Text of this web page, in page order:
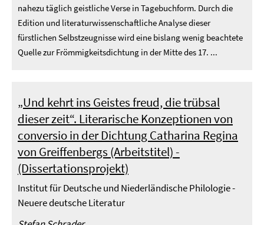
nahezu täglich geistliche Verse in Tagebuchform. Durch die
Edition und literaturwissenschaftliche Analyse dieser
fürstlichen Selbstzeugnisse wird eine bislang wenig beachtete
Quelle zur Frömmigkeitsdichtung in der Mitte des 17. ...
„Und kehrt ins Geistes freud, die trübsal
dieser zeit“. Literarische Konzeptionen von
conversio in der Dichtung Catharina Regina
von Greiffenbergs (Arbeitstitel) -
(Dissertationsprojekt)
Institut für Deutsche und Niederländische Philologie -
Neuere deutsche Literatur